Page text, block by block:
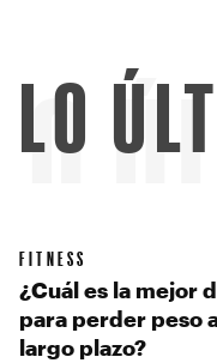
LO
FITNESS
¿Cuál es la mejor
para perder peso
largo plazo?